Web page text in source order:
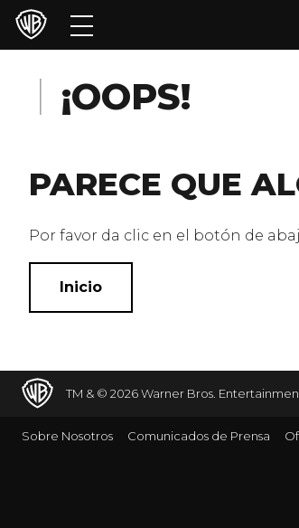
Películas
Franquicias
Colecciones
Noticias
¡OOPS!
PARECE QUE
Por favor da clic en el botón de
Inicio
TM & © 2026 Warner Bros.
Sobre Nosotros Comunicados de Prensa